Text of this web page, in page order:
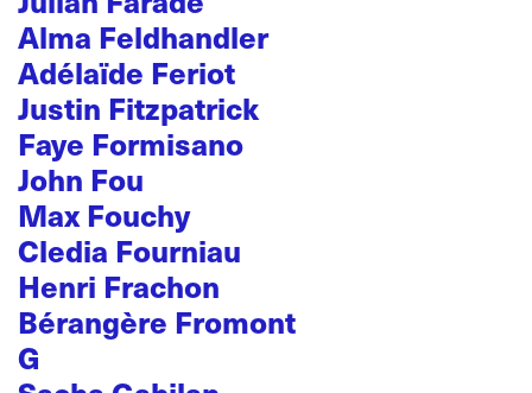
Alma Feldhandler
Adélaïde Feriot
Justin Fitzpatrick
Faye Formisano
John Fou
Max Fouchy
Cledia Fourniau
Henri Frachon
Bérangère Fromont
G